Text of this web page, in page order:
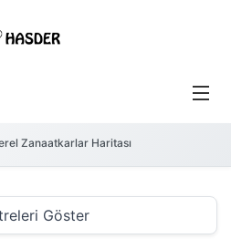
Zanaatkarlar Haritası
Göster